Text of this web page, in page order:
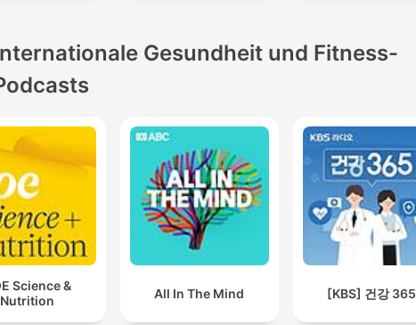
Gesundheit und Fitness-
Science &
Nutrition
All In The Mind [KBS] 건강 365